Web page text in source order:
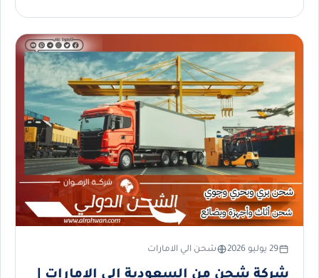
29 يوليو 2026 شحن الي الامارات
شركة شحن من السعودية إلى الإمارات |